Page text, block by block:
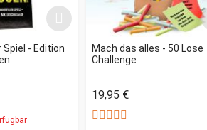
- Edition
Mach das alles - 50 Lose
Challenge
19,95 €